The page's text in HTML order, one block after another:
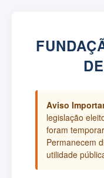
Aviso
legislação
foram
Permanecem
utilidade